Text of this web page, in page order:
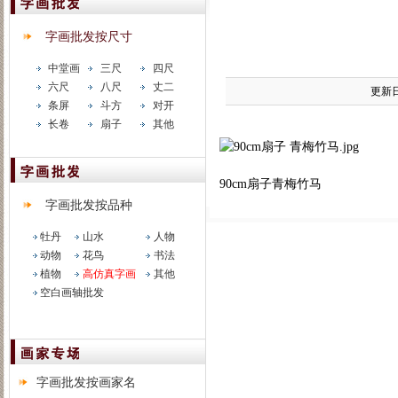
字画批发按尺寸
中堂画 三尺
四尺
六尺
八尺
丈二
条屏
斗方
对开
长卷
扇子 其他
字画批发按品种
牡丹 山水
人物
动物
花鸟
书法
植物
高仿真字画
其他
空白画轴批发
字画批发按画家名
更新
90cm扇子青梅竹马